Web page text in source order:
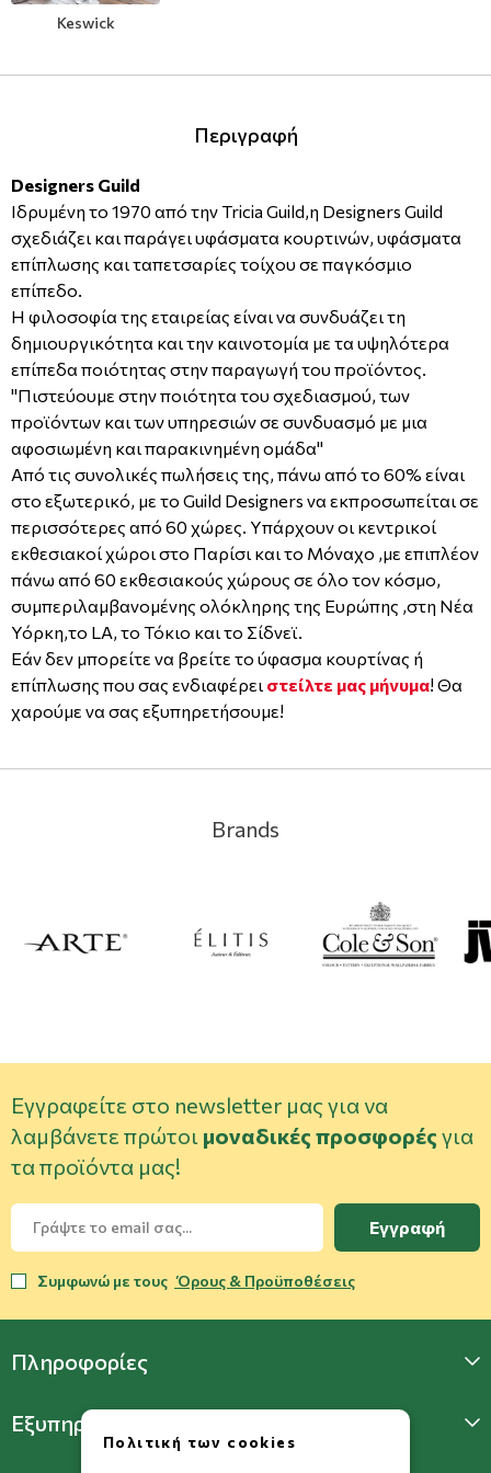
Keswick
Περιγραφή
Designers Guild
Ιδρυμένη το 1970 από την Tricia Guild,η Designers Guild
σχεδιάζει και παράγει υφάσματα κουρτινών, υφάσματα
επίπλωσης και ταπετσαρίες τοίχου σε παγκόσμιο
επίπεδο.
Η φιλοσοφία της εταιρείας είναι να συνδυάζει τη
δημιουργικότητα και την καινοτομία με τα υψηλότερα
επίπεδα ποιότητας στην παραγωγή του προϊόντος.
"Πιστεύουμε στην ποιότητα του σχεδιασμού, των
προϊόντων και των υπηρεσιών σε συνδυασμό με μια
αφοσιωμένη και παρακινημένη ομάδα"
Από τις συνολικές πωλήσεις της, πάνω από το 60% είναι
στο εξωτερικό, με το Guild Designers να εκπροσωπείται σε
περισσότερες από 60 χώρες. Υπάρχουν οι κεντρικοί
εκθεσιακοί χώροι στο Παρίσι και το Μόναχο ,με επιπλέον
πάνω από 60 εκθεσιακούς χώρους σε όλο τον κόσμο,
συμπεριλαμβανομένης ολόκληρης της Ευρώπης ,στη Νέα
Υόρκη,το LA, το Τόκιο και το Σίδνεϊ.
Εάν δεν μπορείτε να βρείτε το ύφασμα κουρτίνας ή
επίπλωσης που σας ενδιαφέρει στείλτε μας μήνυμα! Θα
χαρούμε να σας εξυπηρετήσουμε!
Brands
Εγγραφείτε στο newsletter μας για να
λαμβάνετε πρώτοι μοναδικές προσφορές για
τα προϊόντα μας!
Εγγραφή
Συμφωνώ με τους Όρους & Προϋποθέσεις
Πληροφορίες
Εξυπηρέτηση Πελατών
Πολιτική των cookies
Βαφόμενες Ταπετσαρίες
Μπορντούρες
Απομίμηση Μωσαικό-Ψηφίδα
Απομίμηση Animal Print
Απομίμηση Τεχνοτροπία